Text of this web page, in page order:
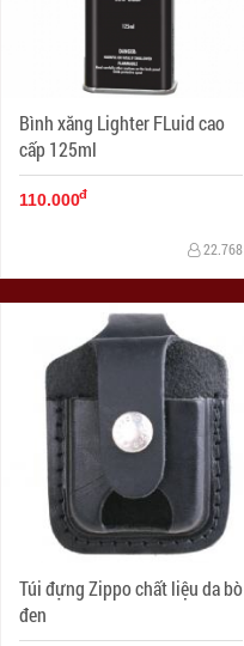
Bình xăng Lighter FLuid cao
cấp 125ml
110.000đ
22.768
Túi đựng Zippo chất liệu da bò
đen